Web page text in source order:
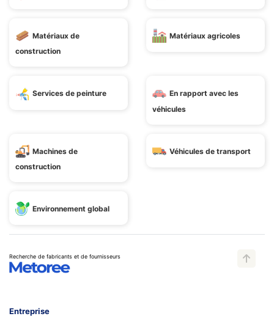
Matériaux de
construction
Matériaux agricoles
Services de peinture
En rapport avec les
véhicules
Machines de
construction
Véhicules de transport
Environnement global
Recherche de fabricants et de fournisseurs
Entreprise